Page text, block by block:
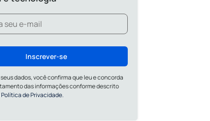
Inscrever-se
dados, você confirma que leu e concorda
das informações conforme descrito
Política de Privacidade.